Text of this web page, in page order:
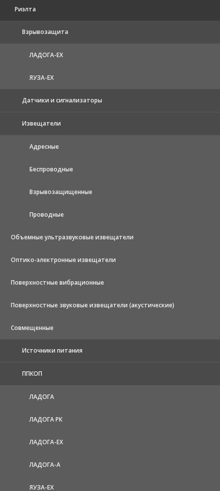
Риэлта
Взрывозащита
ЛАДОГА-EX
ЯУЗА-ЕХ
Датчики и сигнализаторы
Извещатели
Адресные
Беспроводные
Взрывозащищенные
Проводные
Объемные ультразвуковые извещатели
Оптико-электронные извещатели
Поверхностные вибрационные
Поверхностные звуковые извещатели (акустические)
Совмещенные
Источники питания
ППКОП
ЛАДОГА
ЛАДОГА РК
ЛАДОГА-EX
ЛАДОГА-А
ЯУЗА-ЕХ